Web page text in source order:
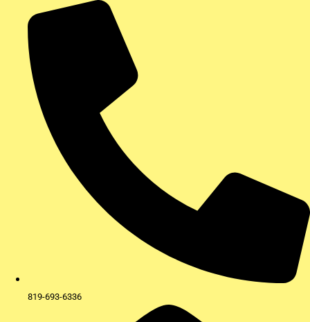
contenu
819-693-6336